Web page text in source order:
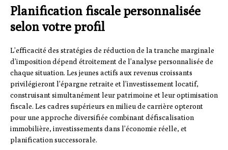
Planification fiscale personnalisée
selon votre profil
L’efficacité des stratégies de réduction de la tranche marginale
d’imposition dépend étroitement de l’analyse personnalisée de
chaque situation. Les jeunes actifs aux revenus croissants
privilégieront l’épargne retraite et l’investissement locatif,
construisant simultanément leur patrimoine et leur optimisation
fiscale. Les cadres supérieurs en milieu de carrière opteront
pour une approche diversifiée combinant défiscalisation
immobilière, investissements dans l’économie réelle, et
planification successorale.